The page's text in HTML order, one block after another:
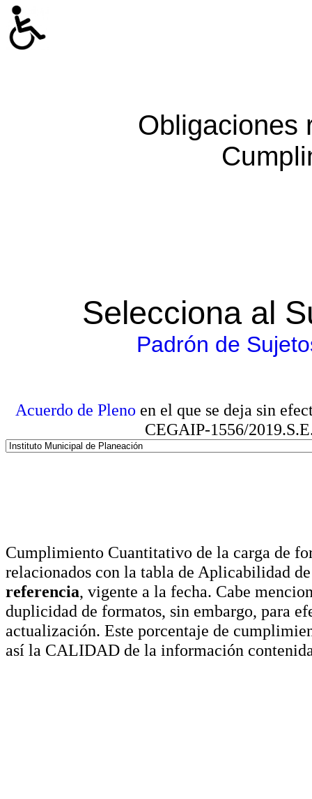
Obligaciones
Selecciona al
Padrón de
Acuerdo de Pleno en el que se deja sin
CEGAIP-1556/
Cumplimiento Cuantitativo de la carga de
relacionados con la tabla de Aplicabilidad
referencia, vigente a la fecha. Cabe
duplicidad de formatos, sin embargo, para
actualización. Este porcentaje de
así la CALIDAD de la información